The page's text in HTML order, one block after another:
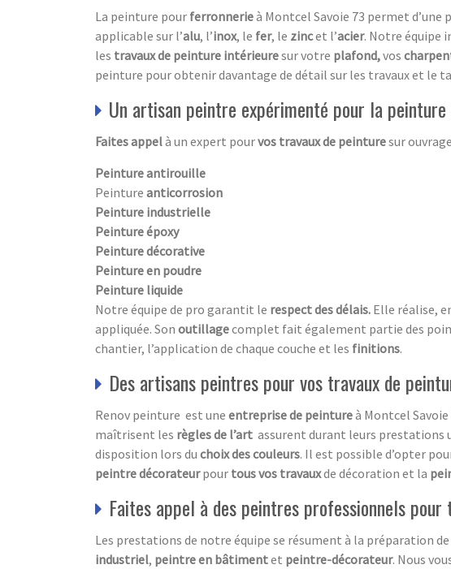
La peinture pour ferronnerieà Montcel Savoie 73 permet d’une
applicable sur l’alu, l’inox, le fer, le zincet l’acier. Notre équipe
les travaux de peinture intérieuresur votre plafond,vos
peinture pour obtenir davantage de détail sur les travaux et le
Un artisan peintre expérimenté pour la
Faites appelà un expert pourvos travaux de peinturesur
Peinture antirouille
Peinture anticorrosion
Peinture industrielle
Peinture époxy
Peinture décorative
Peinture en poudre
Peinture liquide
Notre équipe de pro garantit le respect des délais. Elle réalise,
appliquée. Son outillagecomplet fait également partie des
chantier, l’application de chaque couche et les finitions.
Des artisans peintres pour vos travaux de
Renov peinture est une entreprise de peintureà Montcel
maîtrisent les règles de l’art assurent durant leurs prestations
disposition lors du choix des couleurs. Il est possible d’opter
peintre décorateurpour tous vos travauxde décoration et la
Faites appel à des peintres professionnels
Les prestations de notre équipe se résument à la préparation de
industriel, peintre en bâtimentet peintre-décorateur. Nous